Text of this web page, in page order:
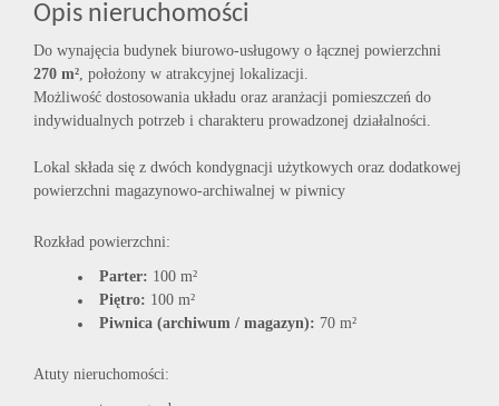
Opis nieruchomości
Do wynajęcia budynek biurowo-usługowy o łącznej powierzchni
270 m², położony w atrakcyjnej lokalizacji.
Możliwość dostosowania układu oraz aranżacji pomieszczeń do
indywidualnych potrzeb i charakteru prowadzonej działalności.
Lokal składa się z dwóch kondygnacji użytkowych oraz dodatkowej
powierzchni magazynowo-archiwalnej w piwnicy
Rozkład powierzchni:
Parter: 100 m²
Piętro: 100 m²
Piwnica (archiwum / magazyn): 70 m²
Atuty nieruchomości: